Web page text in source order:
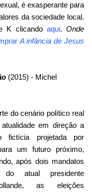
é exasperante para
da sociedade local.
K clicando aqui.Onde
A infância de Jesus
(2015) - Michel
do cenário político real
em direção a
fictícia projetada por
um futuro próximo,
após dois mandatos
do atual presidente
as eleições